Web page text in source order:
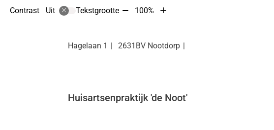
Contrast Uit Tekstgrootte Tekst
10%
100%
Tekst
10%
Hagelaan 1 2631BV Nootdorp
Huisartsenpraktijk 'de Noot'